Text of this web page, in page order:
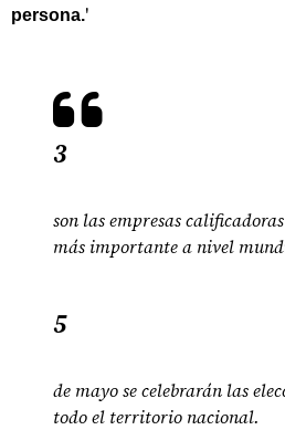
persona.'
3
son las empresas
más importante a nivel
5
de mayo se celebrarán las
todo el territorio nacional.